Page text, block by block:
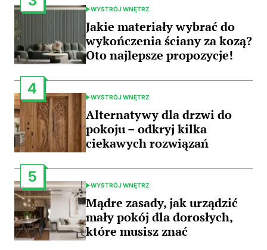
POSTED
IN
WYSTRÓJ WNĘTRZ
Jakie materiały wybrać do
wykończenia ściany za kozą?
Oto najlepsze propozycje!
4
POSTED
IN
WYSTRÓJ WNĘTRZ
Alternatywy dla drzwi do
pokoju – odkryj kilka
ciekawych rozwiązań
5
POSTED
IN
WYSTRÓJ WNĘTRZ
Mądre zasady, jak urządzić
mały pokój dla dorosłych,
które musisz znać